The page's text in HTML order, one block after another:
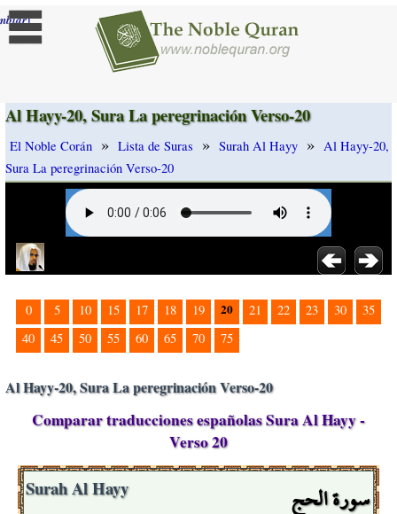
]
Al Hayy-20, Sura La peregrinación Verso-20
El Noble Corán » Lista de Suras » Surah Al Hayy » Al Hayy-20,
Sura La peregrinación Verso-20
0 5 10 15 17 18 19 20 21 22 23 30
35
40
45 50 55 60 65 70 75
Al Hayy-20, Sura La peregrinación Verso-20
Comparar traducciones españolas Sura Al Hayy -
Verso 20
سورة الحج Surah Al Hayy